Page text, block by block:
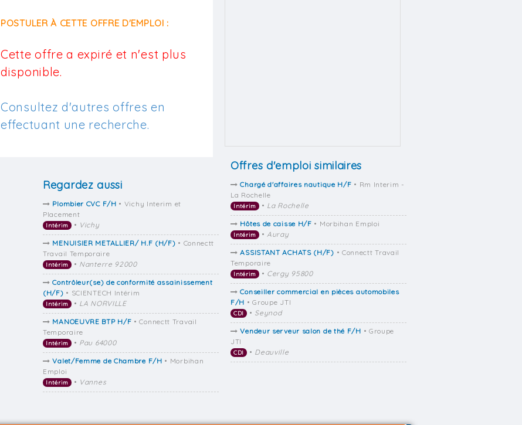
POSTULER À CETTE OFFRE D'EMPLOI :
Cette offre a expiré et n'est plus
disponible.
Consultez d'autres offres en
effectuant une recherche.
Offres d'emploi similaires
Chargé d'affaires nautique H/F • Rm Interim -
La Rochelle
Intérim • La Rochelle
Hôtes de caisse H/F • Morbihan Emploi
Intérim •Auray
ASSISTANT ACHATS (H/F) • Connectt Travail
Temporaire
Intérim • Cergy 95800
Conseiller commercial en pièces automobiles
F/H • Groupe JTI
CDI • Seynod
Vendeur serveur salon de thé F/H • Groupe
JTI
CDI • Deauville
Regardez aussi
Plombier CVC F/H • Vichy Interim et
Placement
Intérim • Vichy
MENUISIER METALLIER/ H.F (H/F) • Connectt
Travail Temporaire
Intérim • Nanterre 92000
Contrôleur(se) de conformité assainissement
(H/F) • SCIENTECH Intérim
Intérim • LA NORVILLE
MANOEUVRE BTP H/F • Connectt Travail
Temporaire
Intérim • Pau 64000
Valet/Femme de Chambre F/H • Morbihan
Emploi
Intérim • Vannes